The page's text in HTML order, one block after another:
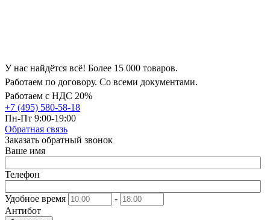
У нас найдётся всё! Более 15 000 товаров.
Работаем по договору. Со всеми документами.
Работаем с НДС 20%
+7 (495) 580-58-18
Пн-Пт 9:00-19:00
Обратная связь
Заказать обратный звонок
Ваше имя
Телефон
Удобное время
-
Антибот